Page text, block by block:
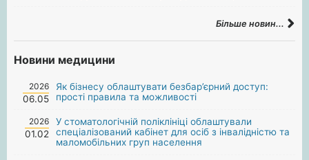
Більше новин...
Новини медицини
2026
06.05
Як бізнесу облаштувати безбар’єрний доступ:
прості правила та можливості
2026
01.02
У стоматологічній поліклініці облаштували
спеціалізований кабінет для осіб з інвалідністю та
маломобільних груп населення